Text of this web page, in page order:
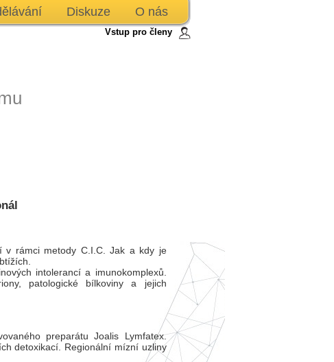
Diskuze O nás
Vstup pro členy
v rámci metody C.I.C. Jak a kdy je
intolerancí a imunokomplexů.
patologické bílkoviny a jejich
preparátu Joalis Lymfatex.
detoxikací. Regionální mízní uzliny